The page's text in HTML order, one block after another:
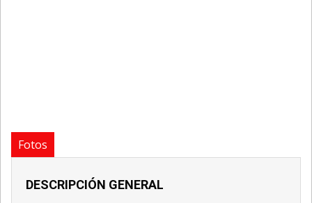
Fotos
DESCRIPCIÓN GENERAL